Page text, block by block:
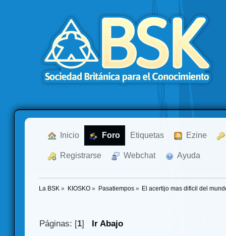
Inicio Foro Etiquetas Ezine
Registrarse Webchat Ayuda
La BSK » KIOSKO» Pasatiempos» El acertijo mas dificil del
Páginas: [1] Ir Abajo